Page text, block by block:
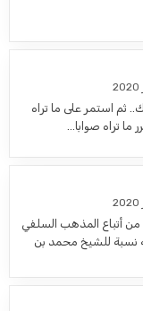
ثم استمر على ما تراه
ما تراه صوابا…
من أتباع المذهب السلفي
نسبة للشيخ محمد بن